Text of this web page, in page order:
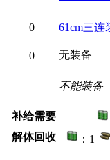
0 61cm三连
0 无装备
不能装备
补给需要
解体回收 ：1